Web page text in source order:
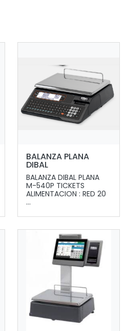
BALANZA PLANA
DIBAL
BALANZA DIBAL PLANA
M-540P TICKETS
ALIMENTACION : RED 20
...